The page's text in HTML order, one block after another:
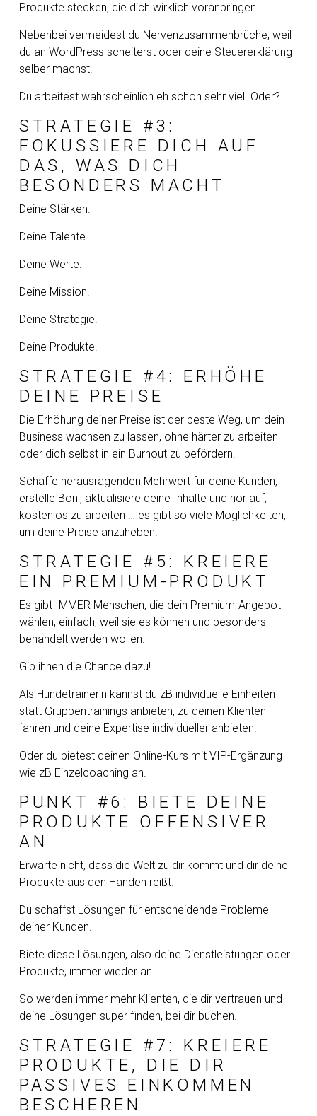
Produkte stecken, die dich wirklich voranbringen.
Nebenbei vermeidest du Nervenzusammenbrüche, weil
du an WordPress scheiterst oder deine Steuererklärung
selber machst.
Du arbeitest wahrscheinlich eh schon sehr viel. Oder?
STRATEGIE #3:
FOKUSSIERE DICH AUF
DAS, WAS DICH
BESONDERS MACHT
Deine Stärken.
Deine Talente.
Deine Werte.
Deine Mission.
Deine Strategie.
Deine Produkte.
STRATEGIE #4: ERHÖHE
DEINE PREISE
Die Erhöhung deiner Preise ist der beste Weg, um dein
Business wachsen zu lassen, ohne härter zu arbeiten
oder dich selbst in ein Burnout zu befördern.
Schaffe herausragenden Mehrwert für deine Kunden,
erstelle Boni, aktualisiere deine Inhalte und hör auf,
kostenlos zu arbeiten … es gibt so viele Möglichkeiten,
um deine Preise anzuheben.
STRATEGIE #5: KREIERE
EIN PREMIUM-PRODUKT
Es gibt IMMER Menschen, die dein Premium-Angebot
wählen, einfach, weil sie es können und besonders
behandelt werden wollen.
Gib ihnen die Chance dazu!
Als Hundetrainerin kannst du zB individuelle Einheiten
statt Gruppentrainings anbieten, zu deinen Klienten
fahren und deine Expertise individueller anbieten.
Oder du bietest deinen Online-Kurs mit VIP-Ergänzung
wie zB Einzelcoaching an.
PUNKT #6: BIETE DEINE
PRODUKTE OFFENSIVER
AN
Erwarte nicht, dass die Welt zu dir kommt und dir deine
Produkte aus den Händen reißt.
Du schaffst Lösungen für entscheidende Probleme
deiner Kunden.
Biete diese Lösungen, also deine Dienstleistungen oder
Produkte, immer wieder an.
So werden immer mehr Klienten, die dir vertrauen und
deine Lösungen super finden, bei dir buchen.
STRATEGIE #7: KREIERE
PRODUKTE, DIE DIR
PASSIVES EINKOMMEN
BESCHEREN